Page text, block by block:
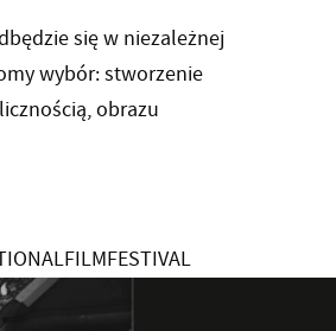
się w niezależnej
wybór: stworzenie
obrazu